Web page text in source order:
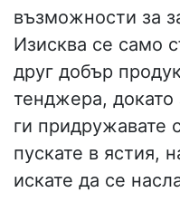
възможности за
Изисква се само
друг добър
тенджера, докато
ги придружавате
пускате в ястия,
искате да се